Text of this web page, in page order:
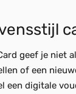
geef je niet
of een
een digitale